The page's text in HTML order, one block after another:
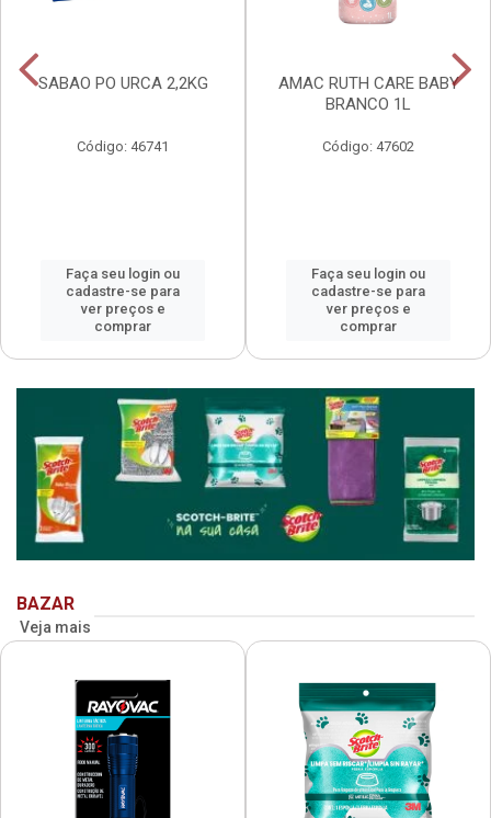
SABAO PO URCA 2,2KG
Código: 46741
Faça seu login ou
cadastre-se para
ver preços e
comprar
AMAC RUTH CARE BABY
BRANCO 1L
Código: 47602
Faça seu login ou
cadastre-se para
ver preços e
comprar
BAZAR
Veja mais